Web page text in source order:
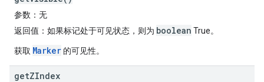
参数 ：无
返回值 ：如果标记处于可见状态，则为 boolean True。
获取 Marker 的可见性。
getZIndex